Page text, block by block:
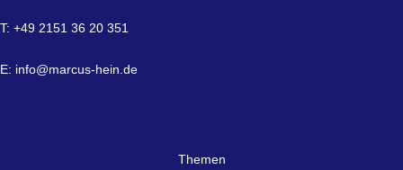
T: +49 2151 36 20 351
E: info@marcus-hein.de
Themen